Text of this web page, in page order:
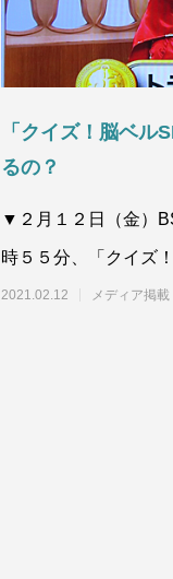
「クイズ！脳ベル
るの？
▼２月１２日（金）
時５５分、「クイズ
なってるの？」の
2021.02.12 メディア掲